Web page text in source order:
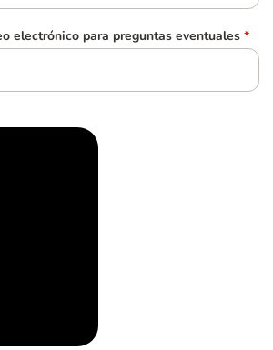
electrónico para preguntas eventuales *